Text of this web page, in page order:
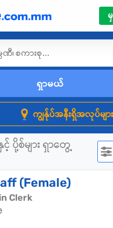
ရှာမယ်
ကျွန်ုပ်အနီးရှိအလုပ်များ
င့် ပို့စ်များ ရှာတွေ့
(Female)
Clerk